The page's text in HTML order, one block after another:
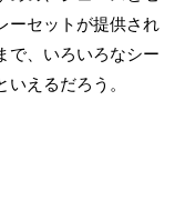
ーセットが提供され
で、いろいろなシー
えるだろう。